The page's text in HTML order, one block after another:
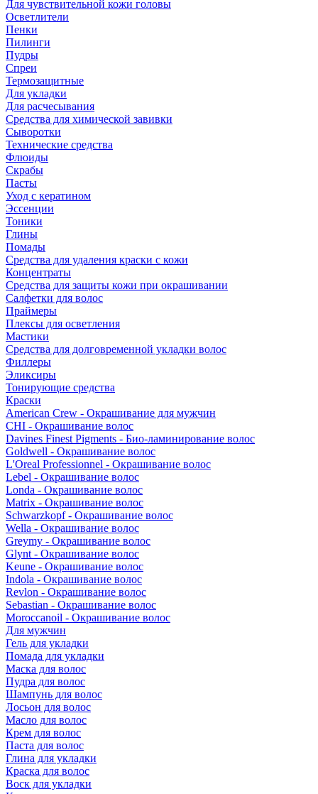
Для чувствительной кожи головы
Осветлители
Пенки
Пилинги
Пудры
Спреи
Термозащитные
Для укладки
Для расчесывания
Средства для химической завивки
Сыворотки
Технические средства
Флюиды
Скрабы
Пасты
Уход с кератином
Эссенции
Тоники
Глины
Помады
Средства для удаления краски с кожи
Концентраты
Средства для защиты кожи при окрашивании
Салфетки для волос
Праймеры
Плексы для осветления
Мастики
Средства для долговременной укладки волос
Филлеры
Эликсиры
Тонирующие средства
Краски
American Crew - Окрашивание для мужчин
CHI - Окрашивание волос
Davines Finest Pigments - Био-ламинирование волос
Goldwell - Окрашивание волос
L'Oreal Professionnel - Окрашивание волос
Lebel - Окрашивание волос
Londa - Окрашивание волос
Matrix - Окрашивание волос
Schwarzkopf - Окрашивание волос
Wella - Окрашивание волос
Greymy - Окрашивание волос
Glynt - Окрашивание волос
Keune - Окрашивание волос
Indola - Окрашивание волос
Revlon - Окрашивание волос
Sebastian - Окрашивание волос
Moroccanoil - Окрашивание волос
Для мужчин
Гель для укладки
Помада для укладки
Маска для волос
Пудра для волос
Шампунь для волос
Лосьон для волос
Масло для волос
Крем для волос
Паста для волос
Глина для укладки
Краска для волос
Воск для укладки